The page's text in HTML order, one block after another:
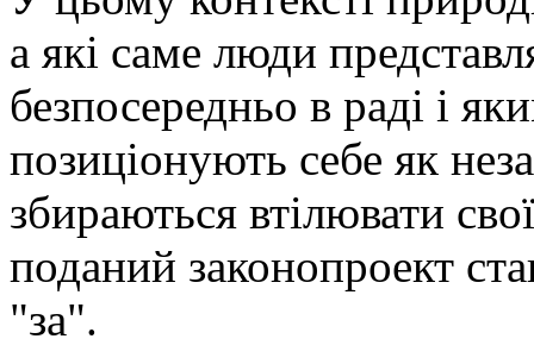
а які саме люди
безпосередньо в раді і
позиціонують себе як
збираються втілювати
поданий законопроект
"за".